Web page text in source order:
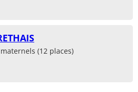
(12 places)